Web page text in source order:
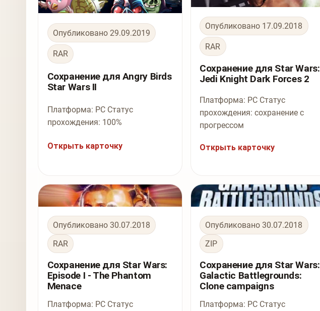
Опубликовано 29.09.2019
RAR
Сохранение для Angry Birds
Star Wars II
Платформа: PC Статус
прохождения: 100%
Открыть карточку
Опубликовано 17.09.2018
RAR
Сохранение для Star Wars:
Jedi Knight Dark Forces 2
Платформа: PC Статус
прохождения: сохранение с
прогрессом
Открыть карточку
Опубликовано 30.07.2018
RAR
Сохранение для Star Wars:
Episode I - The Phantom
Menace
Платформа: PC Статус
Опубликовано 30.07.2018
ZIP
Сохранение для Star Wars:
Galactic Battlegrounds:
Clone campaigns
Платформа: PC Статус